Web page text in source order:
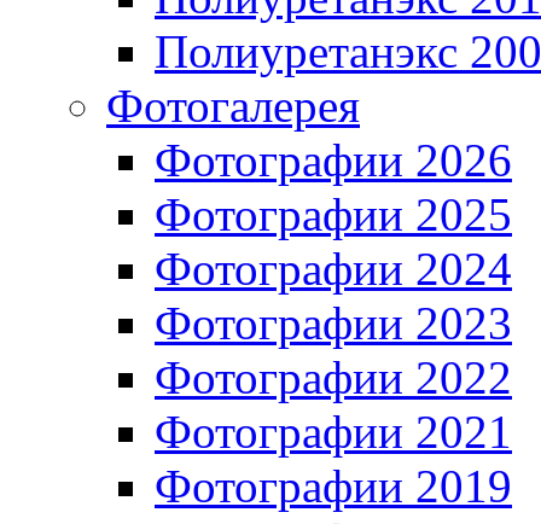
Полиуретанэкс
Фотогалерея
Фотографии 2026
Фотографии 2025
Фотографии 2024
Фотографии 2023
Фотографии 2022
Фотографии 2021
Фотографии 2019